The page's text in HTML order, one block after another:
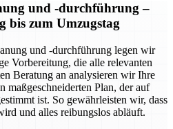
und -durchführung –
bis zum Umzugstag
und -durchführung legen wir
Vorbereitung, die alle relevanten
Beratung an analysieren wir Ihre
maßgeschneiderten Plan, der auf
ist. So gewährleisten wir, dass
und alles reibungslos abläuft.